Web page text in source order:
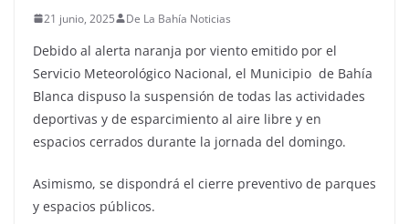
21 junio, 2025 De La Bahía Noticias
Debido al alerta naranja por viento emitido por el
Servicio Meteorológico Nacional, el Municipio de Bahía
Blanca dispuso la suspensión de todas las actividades
deportivas y de esparcimiento al aire libre y en
espacios cerrados durante la jornada del domingo.
Asimismo, se dispondrá el cierre preventivo de parques
y espacios públicos.